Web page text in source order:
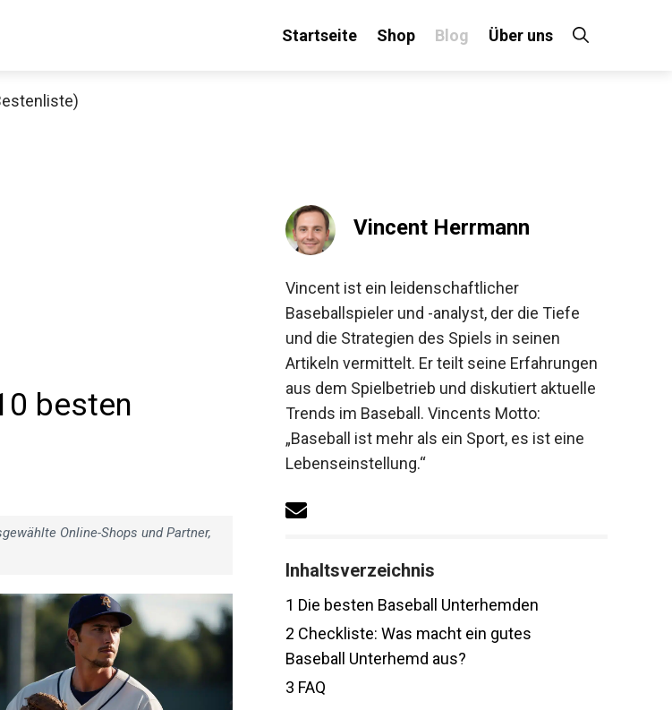
Startseite Shop Blog Über uns
besten
Online-Shops und Partner,
Vincent Herrmann
Vincent ist ein leidenschaftlicher
Baseballspieler und -analyst, der die Tiefe
und die Strategien des Spiels in seinen
Artikeln vermittelt. Er teilt seine
Erfahrungen aus dem Spielbetrieb und
diskutiert aktuelle Trends im Baseball.
Vincents Motto: „Baseball ist mehr als ein
Sport, es ist eine Lebenseinstellung.“
Inhaltsverzeichnis
Die besten Baseball Unterhemden
Checkliste: Was macht ein gutes
Baseball Unterhemd aus?
FAQ
Produkte im Sale bei Decathlon an!